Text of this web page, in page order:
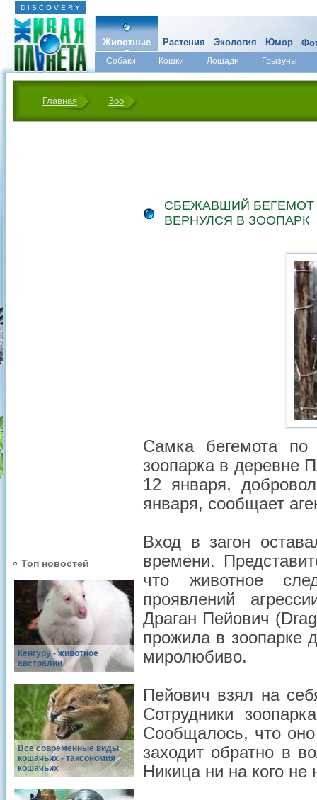
D I S C O V E R Y
Животные
Собаки Кошки Лошади
Грызуны
Микромир
Растения Экология Юмор
Главная Зоо
Топ новостей
Кенгуру - животное
австралии
Все современные виды
кошачьих - таксономия
кошачьих
СБЕЖАВШИЙ
ВЕРНУЛСЯ В ЗООПАРК
Самка бегемота по
зоопарка в деревне
12 января,
января, сообщает
Вход в загон
времени.
что животное
проявлений
Драган Пейович
прожила в зоопарке
миролюбиво.
Пейович взял на
Сотрудники
Сообщалось, что
заходит обратно в
Никица ни на кого не